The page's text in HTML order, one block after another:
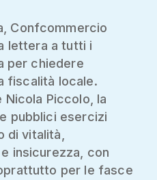
Confcommercio
lettera a tutti i
per chiedere
fiscalità locale.
Piccolo, la
pubblici esercizi
di vitalità,
insicurezza, con
per le fasce